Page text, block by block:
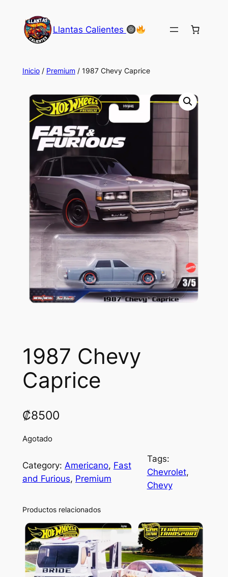
contenido
Llantas Calientes
Inicio/ Premium/ 1987 Chevy Caprice
1987 Chevy
Caprice
₡8500
Agotado
Category: Americano, Fast
and Furious, Premium
Tags:
Chevrolet
Chevy
Productos relacionados